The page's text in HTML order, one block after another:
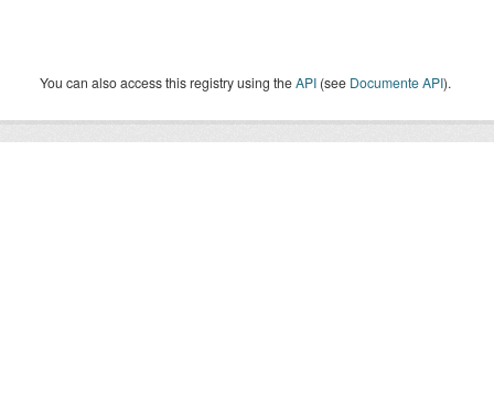
You can also access this registry using theAPI (see Documente API).